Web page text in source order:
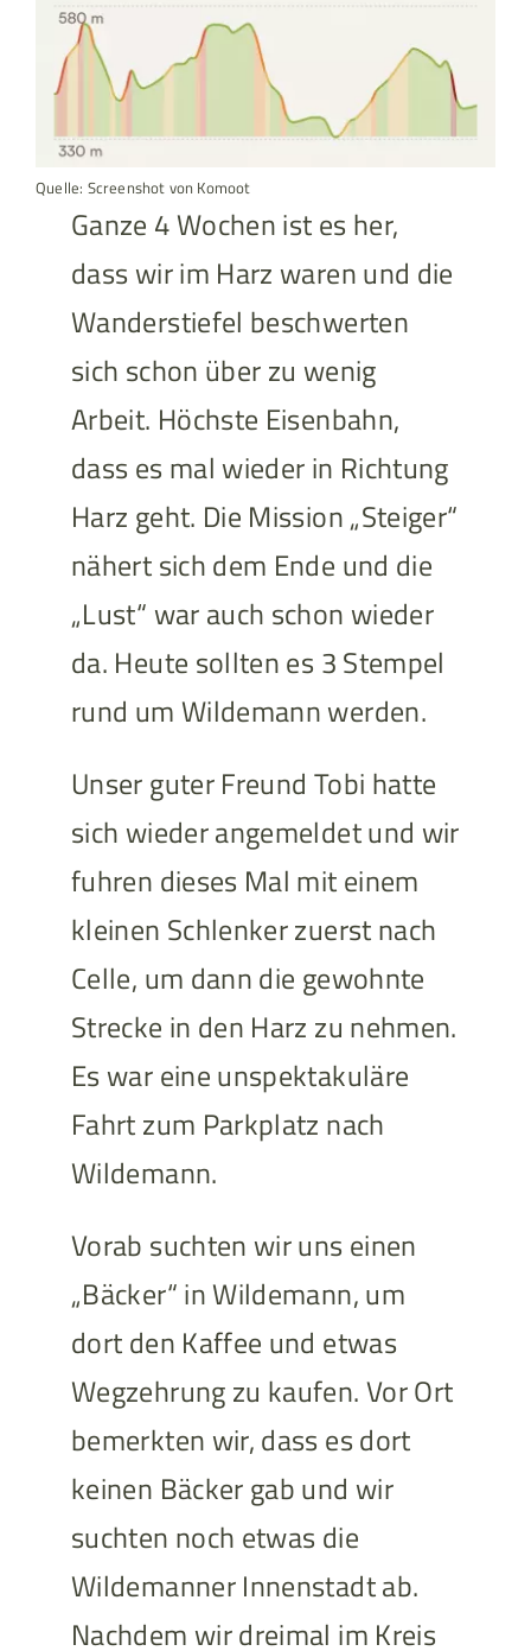
Quelle: Screenshot von Komoot
Ganze 4 Wochen ist es her,
dass wir im Harz waren und die
Wanderstiefel beschwerten
sich schon über zu wenig
Arbeit. Höchste Eisenbahn,
dass es mal wieder in Richtung
Harz geht. Die Mission „Steiger“
nähert sich dem Ende und die
„Lust“ war auch schon wieder
da. Heute sollten es 3 Stempel
rund um Wildemann werden.
Unser guter Freund Tobi hatte
sich wieder angemeldet und wir
fuhren dieses Mal mit einem
kleinen Schlenker zuerst nach
Celle, um dann die gewohnte
Strecke in den Harz zu nehmen.
Es war eine unspektakuläre
Fahrt zum Parkplatz nach
Wildemann.
Vorab suchten wir uns einen
„Bäcker“ in Wildemann, um
dort den Kaffee und etwas
Wegzehrung zu kaufen. Vor Ort
bemerkten wir, dass es dort
keinen Bäcker gab und wir
suchten noch etwas die
Wildemanner Innenstadt ab.
Nachdem wir dreimal im Kreis